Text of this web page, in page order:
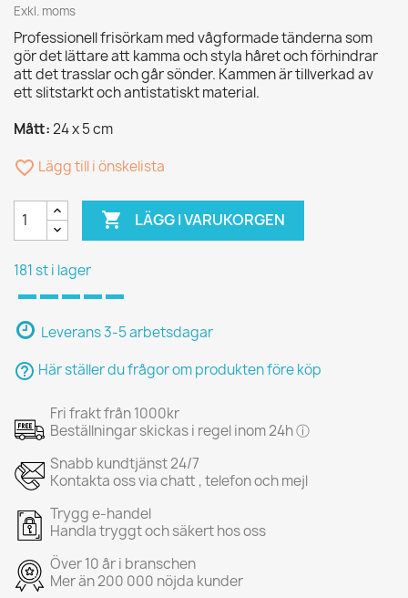
Exkl. moms
Professionell frisörkam med vågformade tänderna som
gör det lättare att kamma och styla håret och förhindrar
att det trasslar och går sönder. Kammen är tillverkad av
ett slitstarkt och antistatiskt material.
Mått:24 x 5 cm
favorite_border Lägg till i önskelista
 LÄGG I VARUKORGEN
181 st i lager
Leverans 3-5 arbetsdagar
help_outline Här ställer du frågor om produkten före köp
Fri frakt från 1000kr
Beställningar skickas i regel inom 24h ⓘ
Snabb kundtjänst 24/7
Kontakta oss via chatt , telefon och mejl
Trygg e-handel
Handla tryggt och säkert hos oss
Över 10 år i branschen
Mer än 200 000 nöjda kunder